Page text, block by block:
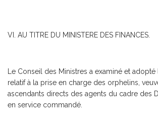
VI. AU TITRE DU MINISTERE DES FINANCES.
Le Conseil des Ministres a examiné et
relatif à la prise en charge des orphelins,
ascendants directs des agents du cadre des
en service commandé.